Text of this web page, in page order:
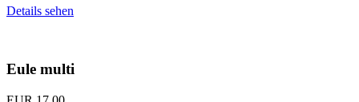
Details sehen
Eule multi